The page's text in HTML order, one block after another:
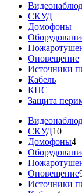
СКУД
Домофоны
Оповещение
Источники
Кабель
КНС
Защита
СКУД10
Домофоны4
Оповещение
Источники